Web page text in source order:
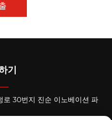
기
로 30번지 진순 이노베이션 파